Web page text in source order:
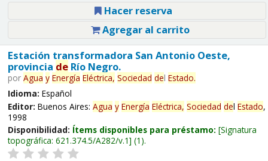
Hacer reserva
Agregar al carrito
Estación transformadora San Antonio Oeste,
provincia deRío Negro.
por Agua y Energía Eléctrica, Sociedad del Estado.
Idioma: Español
Editor: Buenos Aires: Agua y Energía Eléctrica, Sociedad del Estado,
1998
Disponibilidad: Ítems disponibles para préstamo: Signatura
topográfica: 621.374.5/A282/v.1 (1).